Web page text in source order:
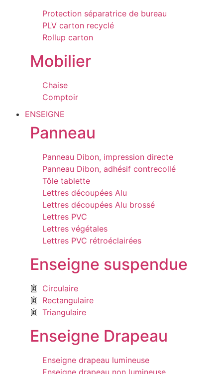
Protection séparatrice de bureau
PLV carton recyclé
Rollup carton
Mobilier
Chaise
Comptoir
ENSEIGNE
Panneau
Panneau Dibon, impression directe
Panneau Dibon, adhésif contrecollé
Tôle tablette
Lettres découpées Alu
Lettres découpées Alu brossé
Lettres PVC
Lettres végétales
Lettres PVC rétroéclairées
Enseigne suspendue
Circulaire
Rectangulaire
Triangulaire
Enseigne Drapeau
Enseigne drapeau lumineuse